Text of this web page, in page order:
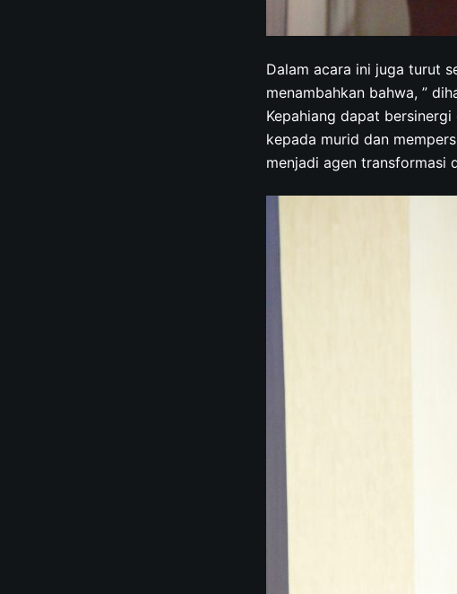
Dalam acara ini juga turut
menambahkan bahwa, ”
Kepahiang dapat
kepada murid dan
menjadi agen transformasi